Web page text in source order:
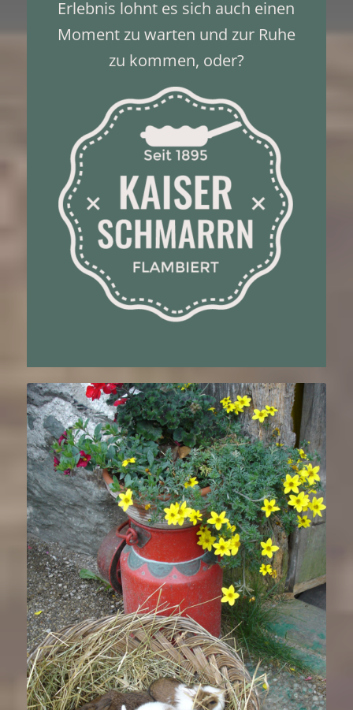
Erlebnis lohnt es sich auch einen
Moment zu warten und zur Ruhe
zu kommen, oder?